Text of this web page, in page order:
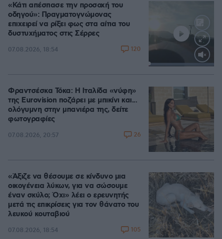
Loaded:
«Κάτι απέσπασε την προσοχή του
οδηγού»: Πραγματογνώμονας
επιχειρεί να ρίξει φως στα αίτια του
δυστυχήματος στις Σέρρες
07.08.2026, 18:54 120
Φραντσέσκα Τόκα: Η Ιταλίδα «νύφη»
της Eurovision ποζάρει με μπικίνι και...
ολόγυμνη στην μπανιέρα της, δείτε
φωτογραφίες
07.08.2026, 20:57 26
«Άξιζε να θέσουμε σε κίνδυνο μια
οικογένεια λύκων, για να σώσουμε
έναν σκύλο; Όχι» λέει ο ερευνητής
μετά τις επικρίσεις για τον θάνατο του
λευκού κουταβιού
07.08.2026, 18:54 105